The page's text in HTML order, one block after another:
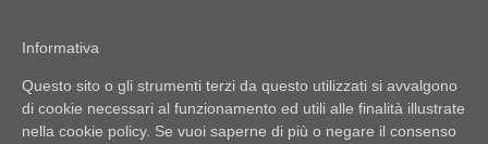
Pubblici Imbroglioni
Obiettivo: RUBARE
Menu
Informativa
Questo sito o gli strumenti terzi da questo utilizzati si avvalgono
di cookie necessari al funzionamento ed utili alle finalità illustrate
nella cookie policy. Se vuoi saperne di più o negare il consenso